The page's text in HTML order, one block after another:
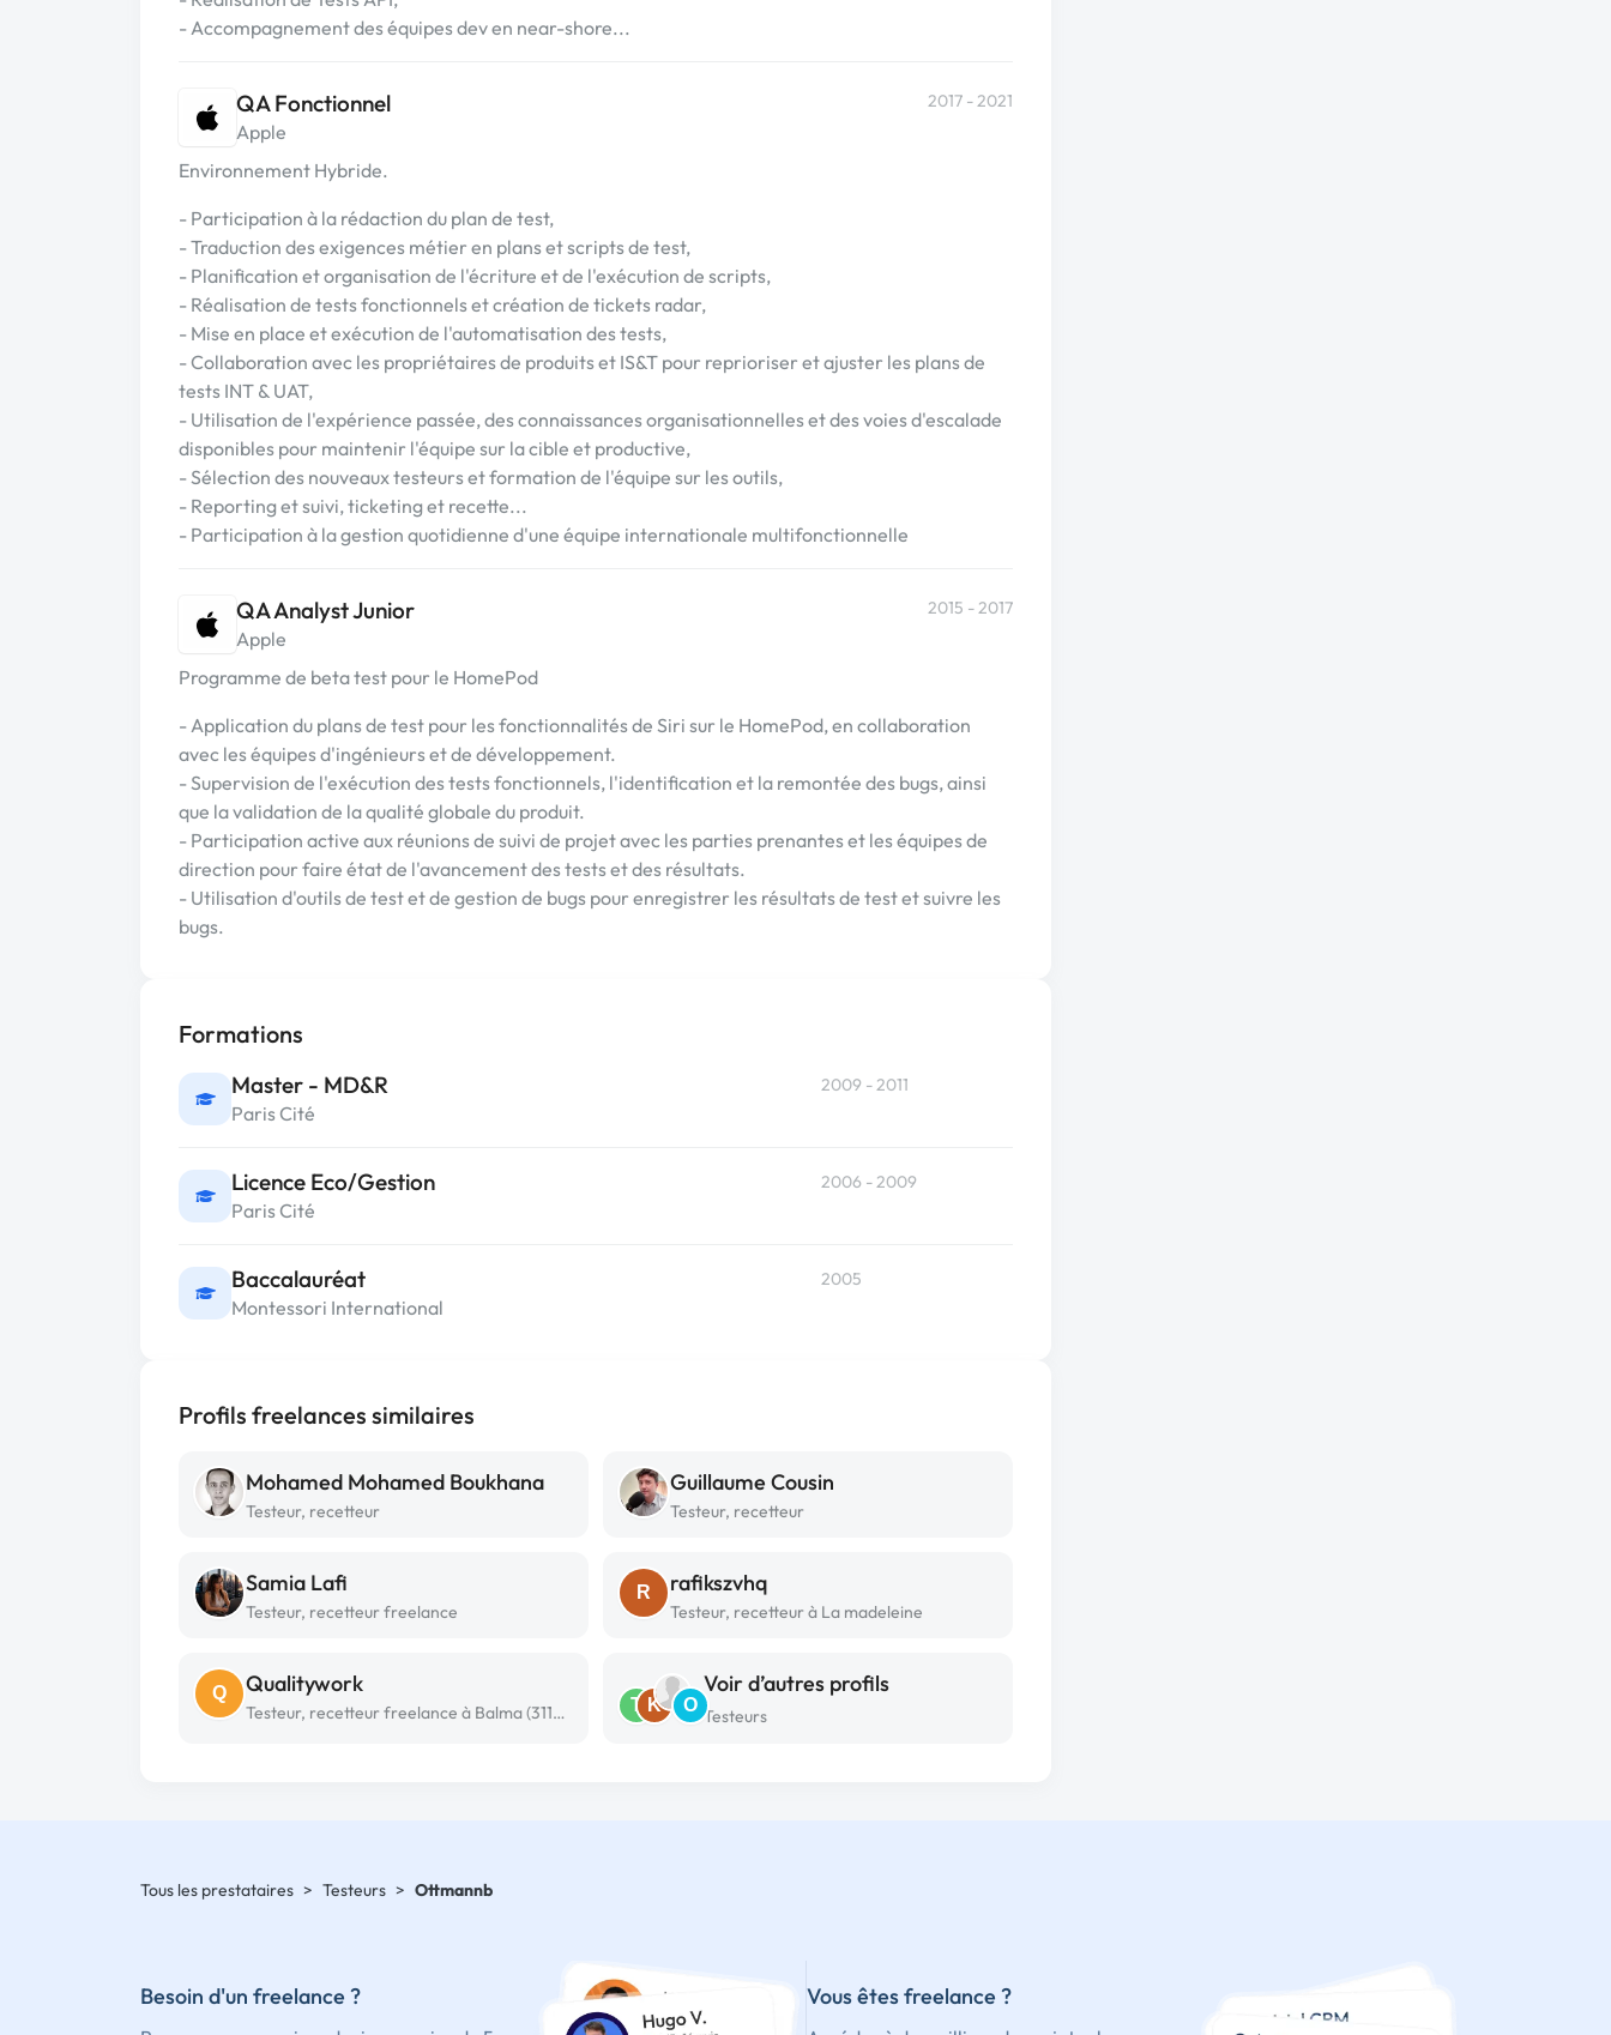
- Accompagnement des équipes dev en near-shore...
QA Fonctionnel
Apple
2017 - 2021
Environnement Hybride.
- Participation à la rédaction du plan de test,
- Traduction des exigences métier en plans et scripts de test,
- Planification et organisation de l'écriture et de l'exécution de scripts,
- Réalisation de tests fonctionnels et création de tickets radar,
- Mise en place et exécution de l'automatisation des tests,
- Collaboration avec les propriétaires de produits et IS&T pour reprioriser et ajuster les plans de
tests INT & UAT,
- Utilisation de l'expérience passée, des connaissances organisationnelles et des voies d'escalade
disponibles pour maintenir l'équipe sur la cible et productive,
- Sélection des nouveaux testeurs et formation de l'équipe sur les outils,
- Reporting et suivi, ticketing et recette...
- Participation à la gestion quotidienne d'une équipe internationale multifonctionnelle
QA Analyst Junior
Apple
2015 - 2017
Programme de beta test pour le HomePod
- Application du plans de test pour les fonctionnalités de Siri sur le HomePod, en collaboration
avec les équipes d'ingénieurs et de développement.
- Supervision de l'exécution des tests fonctionnels, l'identification et la remontée des bugs, ainsi
que la validation de la qualité globale du produit.
- Participation active aux réunions de suivi de projet avec les parties prenantes et les équipes de
direction pour faire état de l'avancement des tests et des résultats.
- Utilisation d'outils de test et de gestion de bugs pour enregistrer les résultats de test et suivre les
bugs.
Formations
Master - MD&R
Paris Cité
2009 - 2011
Licence Eco/Gestion
Paris Cité
2006 - 2009
Baccalauréat
Montessori International
2005
Profils freelances similaires
Mohamed Mohamed Boukhana
Testeur, recetteur
Guillaume Cousin
Testeur, recetteur
Samia Lafi
Testeur, recetteur freelance
R rafikszvhq
Testeur, recetteur à La madeleine
Q Qualitywork
Testeur, recetteur freelance à Balma (31130) T K O
Voir d’autres profils
Testeurs
Tous les prestataires > Testeurs > Ottmannb
Besoin d'un freelance ? Vous êtes freelance ?